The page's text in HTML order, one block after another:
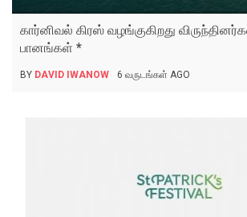
கார்னிவல் கிரஸ் வழங்குகிறது
பானங்கள் *
BY DAVID IWANOW 6 வருடங்கள் AGO